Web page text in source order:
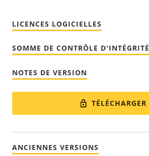
LICENCES LOGICIELLES
SOMME DE CONTRÔLE D'INTÉGRITÉ
NOTES DE VERSION
TÉLÉCHARGER
ANCIENNES VERSIONS